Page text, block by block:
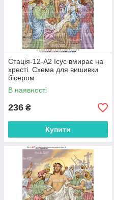
Стація-12-А2 Ісус вмирає на
хресті. Схема для вишивки
бісером
В наявності
236 ₴
Купити